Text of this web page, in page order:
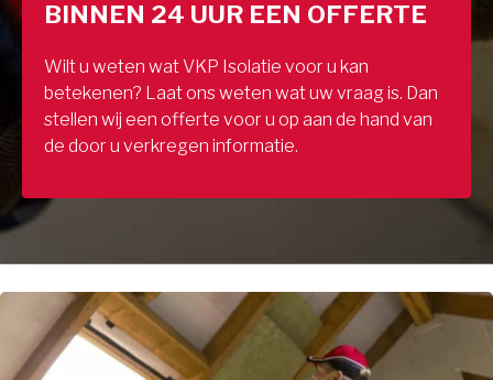
BINNEN 24 UUR EEN OFFERTE
Wilt u weten wat VKP Isolatie voor u kan
betekenen? Laat ons weten wat uw vraag is. Dan
stellen wij een offerte voor u op aan de hand van
de door u verkregen informatie.